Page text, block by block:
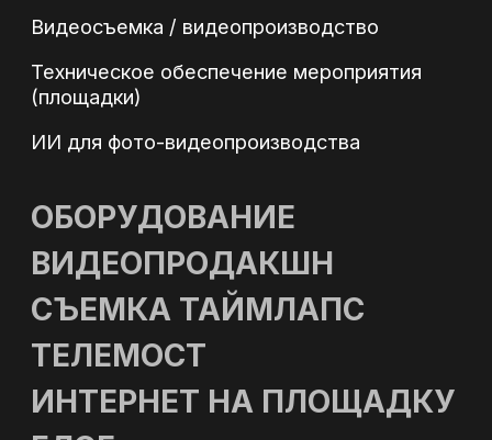
Политика обработки персональных данных